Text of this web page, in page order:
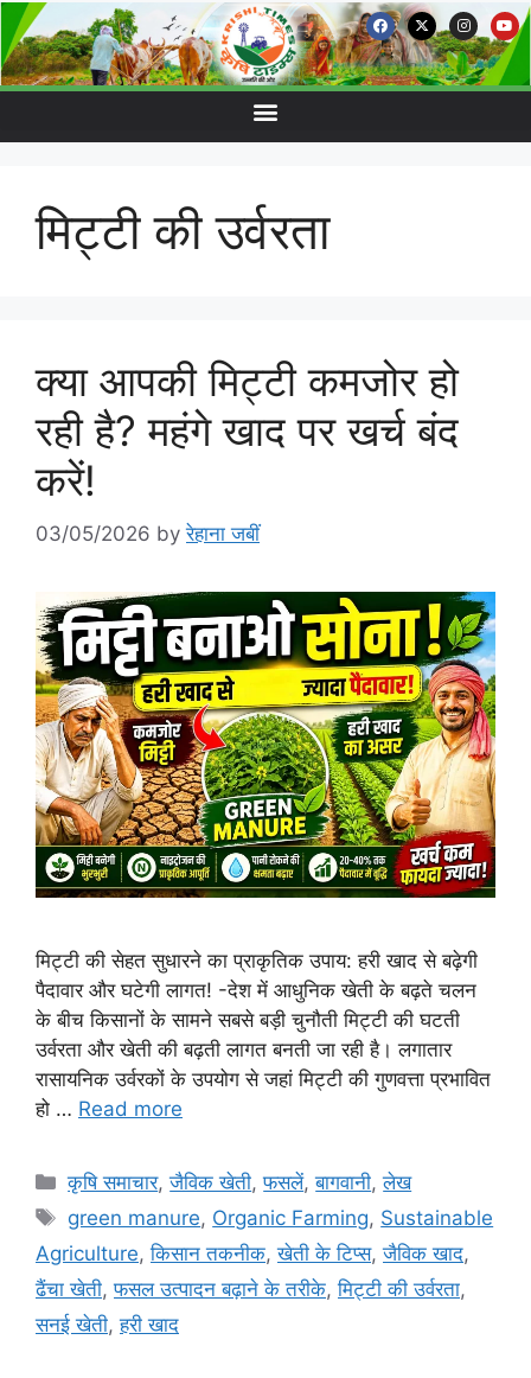
मिट्टी की उर्वरता
क्या आपकी मिट्टी कमजोर हो
रही है? महंगे खाद पर खर्च बंद
करें!
03/05/2026 byरेहाना जबीं
मिट्टी की सेहत सुधारने का प्राकृतिक उपाय: हरी खाद से बढ़ेगी
पैदावार और घटेगी लागत! -देश में आधुनिक खेती के बढ़ते चलन
के बीच किसानों के सामने सबसे बड़ी चुनौती मिट्टी की घटती
उर्वरता और खेती की बढ़ती लागत बनती जा रही है। लगातार
रासायनिक उर्वरकों के उपयोग से जहां मिट्टी की गुणवत्ता प्रभावित
हो … Read more
कृषि समाचार,जैविक खेती,फसलें,बागवानी,लेख
green manure, Organic Farming, Sustainable
Agriculture,किसान तकनीक,खेती के टिप्स,जैविक खाद,
ढैंचा खेती,फसल उत्पादन बढ़ाने के तरीके,मिट्टी की उर्वरता,
सनई खेती,हरी खाद